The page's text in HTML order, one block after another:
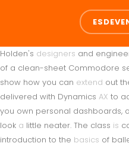
Holden's designers and
of a clean-sheet Commodore
show how you can extend out
delivered with Dynamics AX to
you own personal dashboards,
look a little neater. The class is
introduction to the basics of